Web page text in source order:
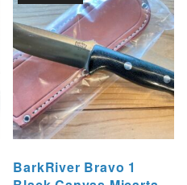
BarkRiver Bravo 1